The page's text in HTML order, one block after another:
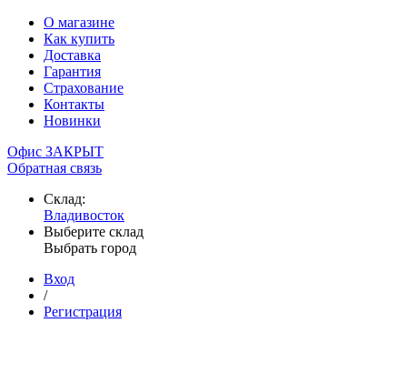
О магазине
Как купить
Доставка
Гарантия
Страхование
Контакты
Новинки
Офис ЗАКРЫТ
Обратная связь
Склад:
Владивосток
Выберите склад
Выбрать город
Вход
/
Регистрация